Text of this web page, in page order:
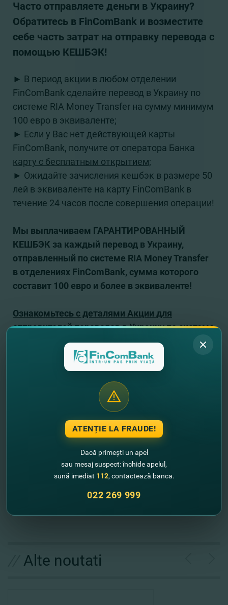
Часто отправляете деньги в Украину?
Обратитесь в FinComBank и возместите
себе часть затрат на отправку перевода с
помощью КЕШБЭК!
► В период акции в любом отделении
FinComBank сделайте перевод в Украину по
системе RIA Money Transfer на сумму минимум
100 евро в эквиваленте;
► Если у Вас нет действующей карты
FinComBank, получите от оператора Банка
карту с бесплатным открытием;
► Ожидайте зачисления кешбэк в размере 50
лей в эквиваленте на карту FinComBank в
течение 24 часов после совершения операции!
Мы выплачиваем ГАРАНТИРОВАННЫЙ
КЕШБЭК за каждый перевод в Украину,
отправленный по системе RIA Money Transfer
в отделениях FinComBank, сумма которого
составит 100 евро и более в эквиваленте!
Ознакомьтесь с деталями Акции для
отправителей переводов в Украину по системе
Ria Money TransferЗДЕСЬ.
Хотите открыть карту Visa Classic или
Mastercard Standard БЕСПЛАТНО прямо
Откройте картуОНЛАЙН
обратитесь в отделение Банка только для
получения уже готовой карты!
в отделениях FinComBank
С нами легко и выгодно отправлять переводы,
и получать за это кэшбэк!
Alte noutati
ATENȚIE LA FRAUDE!
Dacă primești un apel
sau mesaj suspect: închide apelul,
sună imediat 112, contactează banca.
022 269 999